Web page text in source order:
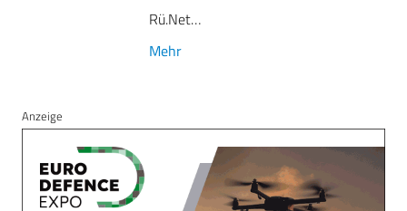
Rü.Net…
Mehr
Anzeige